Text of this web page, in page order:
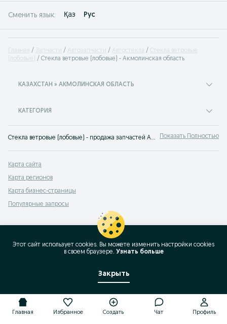
Сменить язык: Қаз Рус
Главная Запчасти Автозапчасти Автостекла
Стекла ветровые
(лобовые)
Стекла ветровые (лобовые) - Акмолинская область
КАЗАХСТАН » АКМОЛИНСКАЯ ОБЛАСТЬ
КАТЕГОРИЯ
Стекла ветровые (лобовые) - продажа запчастей Акмолинская область ✔️ Купить новые и б/у запчасти Стекла ветровые (лобовые) по выгодной цене ➤ OLX.kz! Показать Полностью
Карта сайта
Карта регионов
Карта бизнес-страницы
Популярные запросы
Главная Избранное Создать Чат Профиль
Этот сайт использует cookies. Вы можете изменить настройки cookies
в своeм браузере. Узнать больше
Закрыть